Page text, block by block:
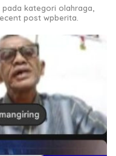
kategori olahraga,
post wpberita.